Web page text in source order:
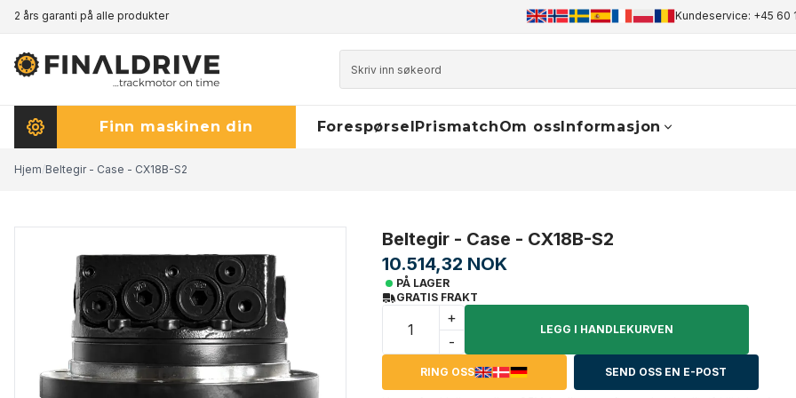
2 års garanti på alle produkterPrisgaranti - klikk her for å lese mer +45 60 17 81 50 info@finaldrive-trackmotors.com
Kundeservice: +45 60
Finn maskinen din ForespørselPrismatchOm ossInformasjon
Hjem/Beltegir - Case - CX18B-S2
Beltegir - Case - CX18B-S2
10.514,32 NOK
PÅ LAGER
GRATIS FRAKT
+
-
LEGG I HANDLEKURVEN
RING OSS SEND OSS EN E-POST